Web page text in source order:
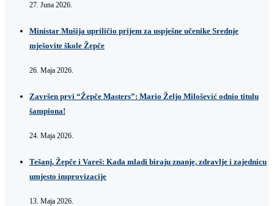
27. Juna 2026.
Ministar Mušija upriličio prijem za uspješne učenike Srednje
mješovite škole Žepče
26. Maja 2026.
Završen prvi “Žepče Masters”: Mario Željo Milošević odnio titulu
šampiona!
24. Maja 2026.
Tešanj, Žepče i Vareš: Kada mladi biraju znanje, zdravlje i zajednicu
umjesto improvizacije
13. Maja 2026.